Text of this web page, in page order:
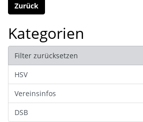
Zurück
Kategorien
Filter zurücksetzen
HSV
Vereinsinfos
DSB